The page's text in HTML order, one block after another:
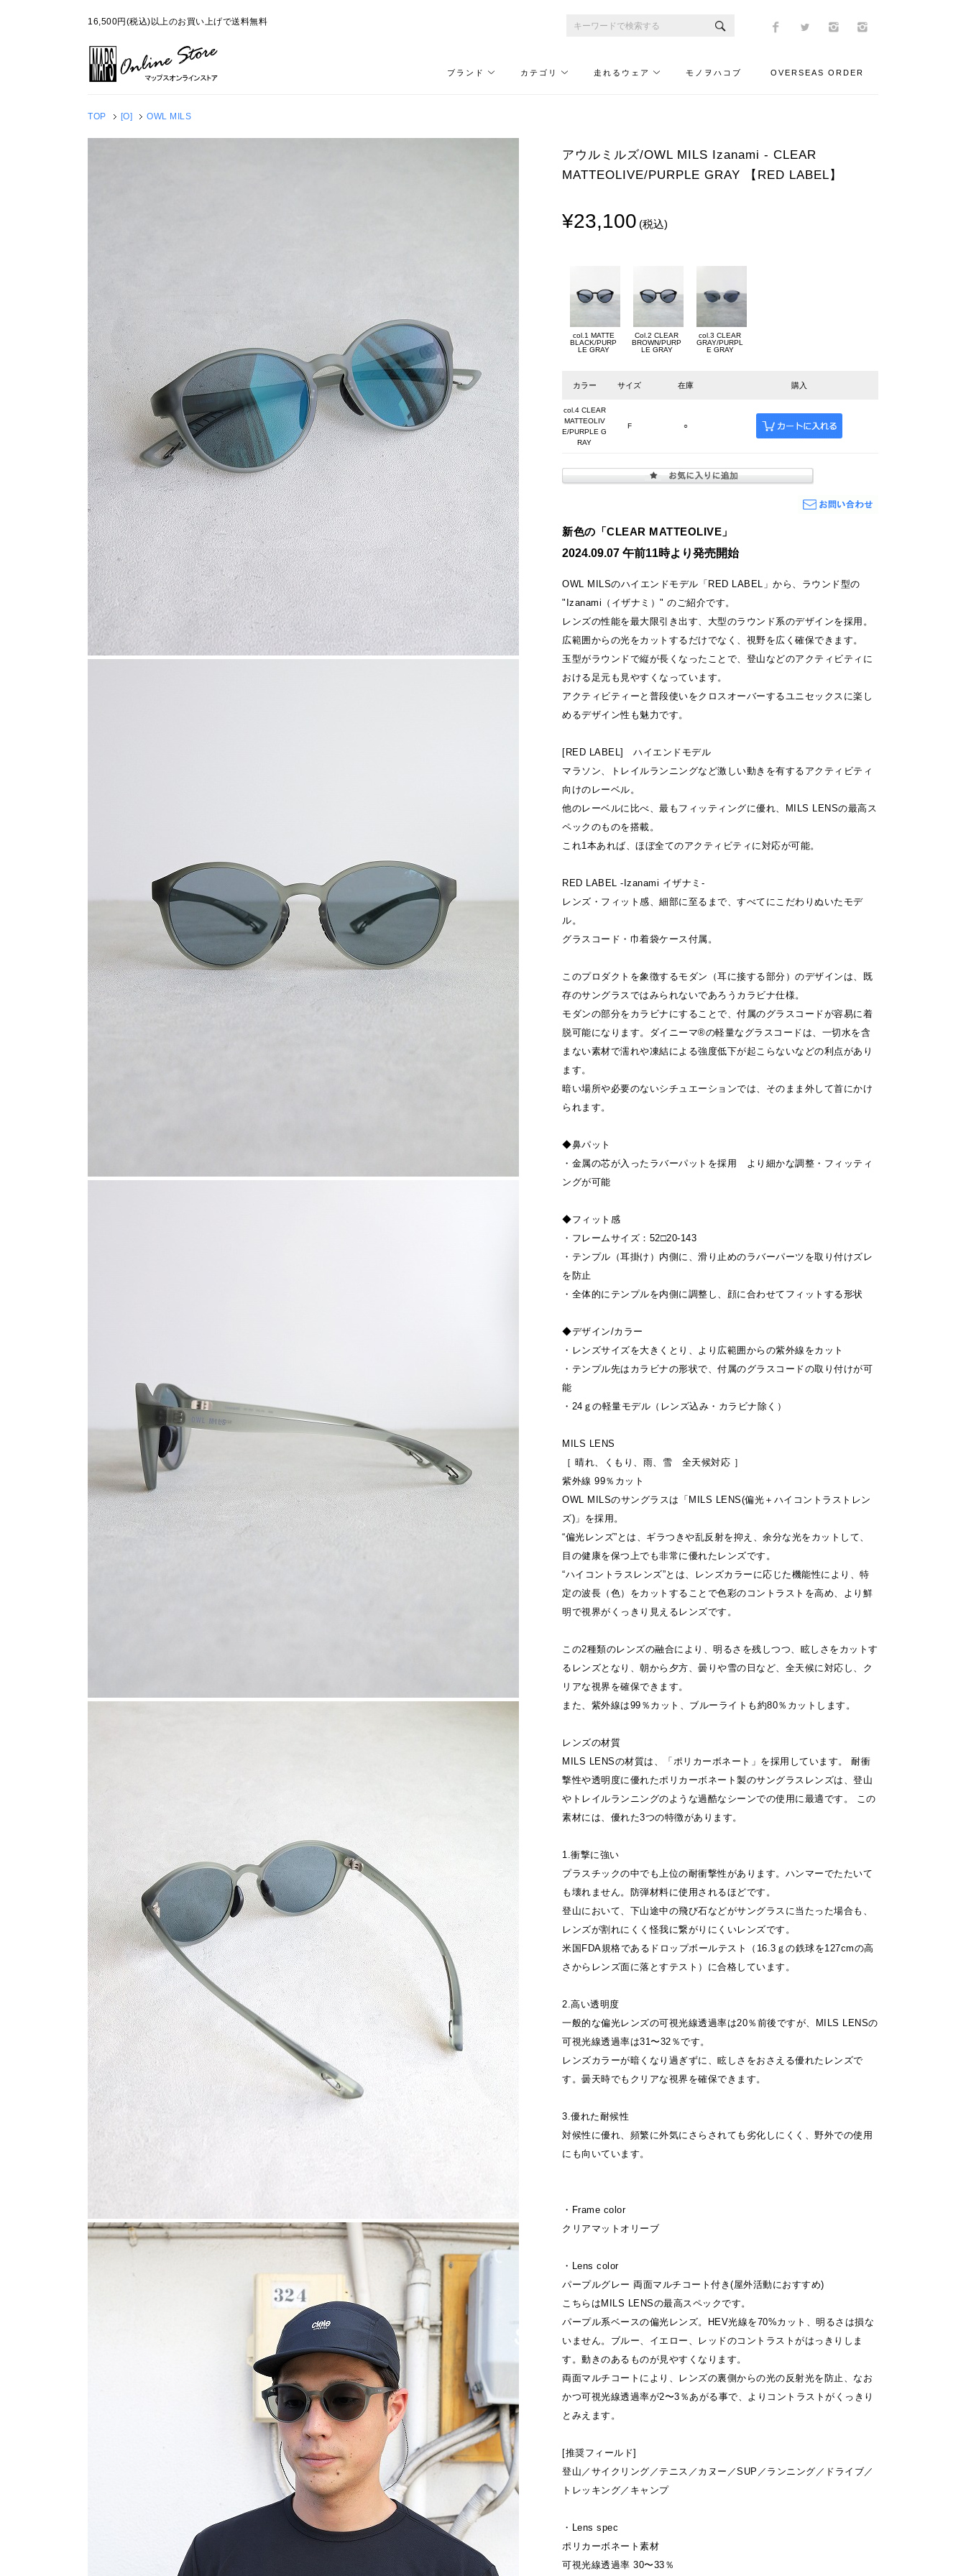
16,500円(税込)以上のお買い上げで送料無料
ブランド カテゴリ 走れるウェア モノヲハコブ OVERSEAS ORDER
TOP [O] OWL MILS
アウルミルズ/OWL MILS Izanami - CLEAR
MATTEOLIVE/PURPLE GRAY 【RED LABEL】
¥23,100 (税込)
col.1 MATTE
BLACK/PURP
LE GRAY
Col.2 CLEAR
BROWN/PURP
LE GRAY
col.3 CLEAR
GRAY/PURPL
E GRAY
カラー サイズ 在庫 購入
col.4 CLEAR
MATTEOLIV
E/PURPLE G
RAY
F ○
新色の「CLEAR MATTEOLIVE」
2024.09.07 午前11時より発売開始
OWL MILSのハイエンドモデル「RED LABEL」から、ラウンド型の
"Izanami（イザナミ）" のご紹介です。
レンズの性能を最大限引き出す、大型のラウンド系のデザインを採用。
広範囲からの光をカットするだけでなく、視野を広く確保できます。
玉型がラウンドで縦が長くなったことで、登山などのアクティビティに
おける足元も見やすくなっています。
アクティビティーと普段使いをクロスオーバーするユニセックスに楽し
めるデザイン性も魅力です。
[RED LABEL] ハイエンドモデル
マラソン、トレイルランニングなど激しい動きを有するアクティビティ
向けのレーベル。
他のレーベルに比べ、最もフィッティングに優れ、MILS LENSの最高ス
ペックのものを搭載。
これ1本あれば、ほぼ全てのアクティビティに対応が可能。
RED LABEL -Izanami イザナミ-
レンズ・フィット感、細部に至るまで、すべてにこだわりぬいたモデ
ル。
グラスコード・巾着袋ケース付属。
このプロダクトを象徴するモダン（耳に接する部分）のデザインは、既
存のサングラスではみられないであろうカラビナ仕様。
モダンの部分をカラビナにすることで、付属のグラスコードが容易に着
脱可能になります。ダイニーマ®の軽量なグラスコードは、一切水を含
まない素材で濡れや凍結による強度低下が起こらないなどの利点があり
ます。
暗い場所や必要のないシチュエーションでは、そのまま外して首にかけ
られます。
◆鼻パット
・金属の芯が入ったラバーパットを採用 より細かな調整・フィッティ
ングが可能
◆フィット感
・フレームサイズ：52□20-143
・テンプル（耳掛け）内側に、滑り止めのラバーパーツを取り付けズレ
を防止
・全体的にテンプルを内側に調整し、顔に合わせてフィットする形状
◆デザイン/カラー
・レンズサイズを大きくとり、より広範囲からの紫外線をカット
・テンプル先はカラビナの形状で、付属のグラスコードの取り付けが可
能
・24ｇの軽量モデル（レンズ込み・カラビナ除く）
MILS LENS
［ 晴れ、くもり、雨、雪 全天候対応 ］
紫外線 99％カット
OWL MILSのサングラスは「MILS LENS(偏光＋ハイコントラストレン
ズ)」を採用。
“偏光レンズ”とは、ギラつきや乱反射を抑え、余分な光をカットして、
目の健康を保つ上でも非常に優れたレンズです。
“ハイコントラスレンズ”とは、レンズカラーに応じた機能性により、特
定の波長（色）をカットすることで色彩のコントラストを高め、より鮮
明で視界がくっきり見えるレンズです。
この2種類のレンズの融合により、明るさを残しつつ、眩しさをカットす
るレンズとなり、朝から夕方、曇りや雪の日など、全天候に対応し、ク
リアな視界を確保できます。
また、紫外線は99％カット、ブルーライトも約80％カットします。
レンズの材質
MILS LENSの材質は、「ポリカーボネート」を採用しています。 耐衝
撃性や透明度に優れたポリカーボネート製のサングラスレンズは、登山
やトレイルランニングのような過酷なシーンでの使用に最適です。 この
素材には、優れた3つの特徴があります。
1.衝撃に強い
プラスチックの中でも上位の耐衝撃性があります。ハンマーでたたいて
も壊れません。防弾材料に使用されるほどです。
登山において、下山途中の飛び石などがサングラスに当たった場合も、
レンズが割れにくく怪我に繋がりにくいレンズです。
米国FDA規格であるドロップボールテスト（16.3ｇの鉄球を127cmの高
さからレンズ面に落とすテスト）に合格しています。
2.高い透明度
一般的な偏光レンズの可視光線透過率は20％前後ですが、MILS LENSの
可視光線透過率は31〜32％です。
レンズカラーが暗くなり過ぎずに、眩しさをおさえる優れたレンズで
す。曇天時でもクリアな視界を確保できます。
3.優れた耐候性
対候性に優れ、頻繁に外気にさらされても劣化しにくく、野外での使用
にも向いています。
・Frame color
クリアマットオリーブ
・Lens color
パープルグレー 両面マルチコート付き(屋外活動におすすめ)
こちらはMILS LENSの最高スペックです。
パープル系ベースの偏光レンズ。HEV光線を70%カット、明るさは損な
いません。ブルー、イエロー、レッドのコントラストがはっきりしま
す。動きのあるものが見やすくなります。
両面マルチコートにより、レンズの裏側からの光の反射光を防止、なお
かつ可視光線透過率が2〜3％あがる事で、よりコントラストがくっきり
とみえます。
[推奨フィールド]
登山／サイクリング／テニス／カヌー／SUP／ランニング／ドライブ／
トレッキング／キャンプ
・Lens spec
ポリカーボネート素材
可視光線透過率 30〜33％